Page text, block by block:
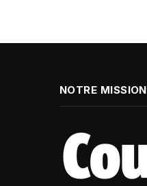
NOTRE MISSION